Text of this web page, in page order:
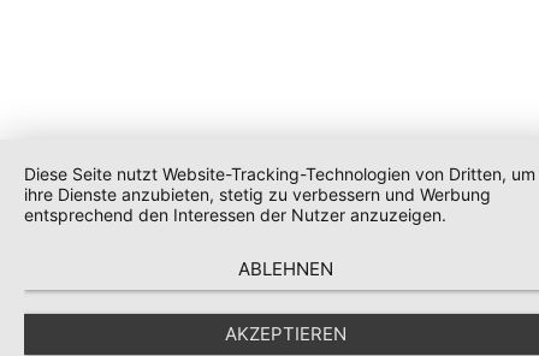
Diese Seite nutzt Website-Tracking-Technologien von Dritten, um
ihre Dienste anzubieten, stetig zu verbessern und Werbung
entsprechend den Interessen der Nutzer anzuzeigen.
ABLEHNEN
AKZEPTIEREN